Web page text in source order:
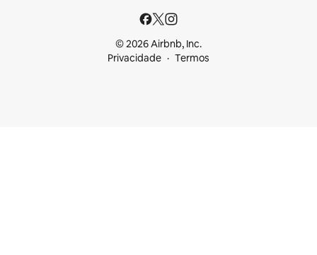
© 2026 Airbnb, Inc.
Privacidade
Termos